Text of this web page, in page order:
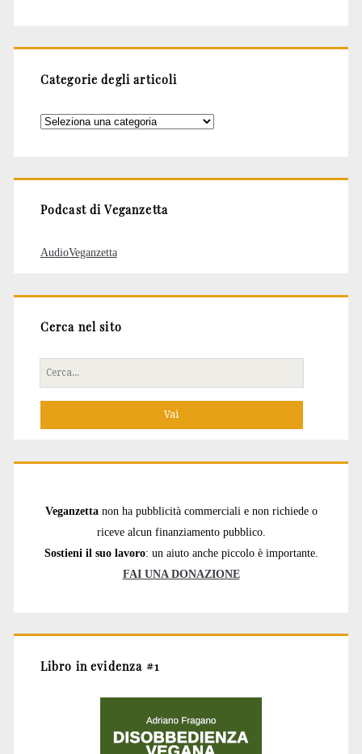
Categorie degli articoli
Categorie
Podcast di Veganzetta
AudioVeganzetta
Cerca nel sito
Cerca
per:
Veganzetta non ha pubblicità commerciali e non richiede o
riceve alcun finanziamento pubblico.
Sostieni il suo lavoro: un aiuto anche piccolo è importante.
FAI UNA DONAZIONE
Libro in evidenza #1